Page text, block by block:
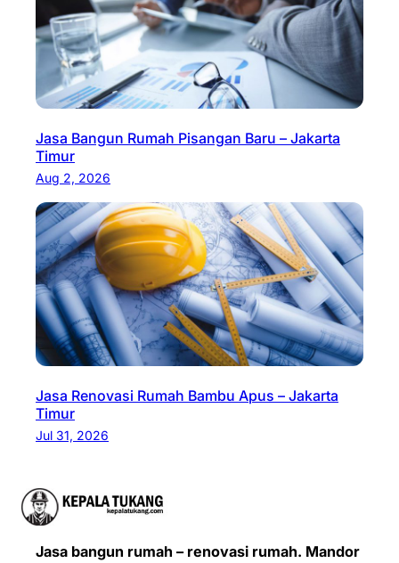
Jasa Bangun Rumah Pisangan Baru – Jakarta
Timur
Aug 2, 2026
Jasa Renovasi Rumah Bambu Apus – Jakarta
Timur
Jul 31, 2026
Jasa bangun rumah – renovasi rumah. Mandor